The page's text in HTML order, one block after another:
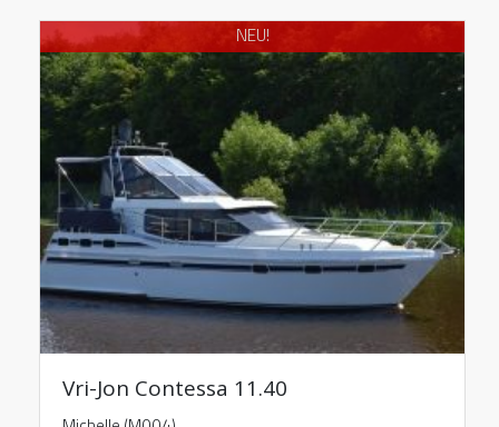
NEU!
Vri-Jon Contessa 11.40